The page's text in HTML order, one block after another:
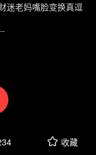
迷老妈嘴脸变换真逗
收藏